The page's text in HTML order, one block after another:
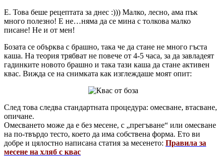
Е. Това беше рецептата за днес :))) Малко, лесно, ама пък
много полезно! Е не…няма да се мина с толкова малко
писане! Не и от мен!
Бозата се обърква с брашно, така че да стане не много гъста
каша. На теория трябват не повече от 4-5 часа, за да завладеят
гадинките новото брашно и така тази каша да стане активен
квас. Вижда се на снимката как изглеждаше моят опит:
След това следва стандартната процедура: омесване, втасване,
опичане.
Омесването може да е без месене, с „прегъване“ или омесване
на по-твърдо тесто, което да има собствена форма. Ето ви
добре и цялостно написана статия за месенето: Правила за
месене на хляб с квас